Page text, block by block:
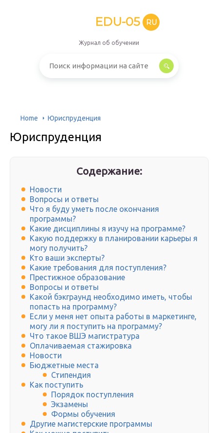
EDU-05 RU
Журнал об обучении
Home Юриспруденция
Юриспруденция
Содержание:
Новости
Вопросы и ответы
Что я буду уметь после окончания
программы?
Какие дисциплины я изучу на программе?
Какую поддержку в планировании карьеры я
могу получить?
Кто ваши эксперты?
Какие требования для поступления?
Престижное образование
Вопросы и ответы
Какой бэкграунд необходимо иметь, чтобы
попасть на программу?
Если у меня нет опыта работы в маркетинге,
могу ли я поступить на программу?
Что такое ВШЭ магистратура
Оплачиваемая стажировка
Новости
Бюджетные места
Стипендия
Как поступить
Порядок поступления
Экзамены
Формы обучения
Другие магистерские программы